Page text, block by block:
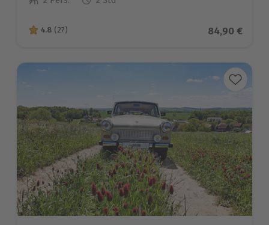
Anzahl der Teilnehmer
4.8 von 5 Sternen basierend auf 27 Bewertungen
4.8 (27) Aktueller
84,90 €